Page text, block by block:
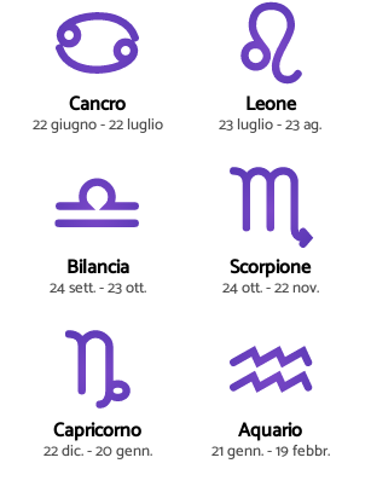
Cancro
22 giugno - 22 luglio
Leone
23 luglio - 23 ag.
Bilancia
24 sett. - 23 ott.
Scorpione
24 ott. - 22 nov.
Capricorno
22 dic. - 20 genn.
Aquario
21 genn. - 19 febbr.